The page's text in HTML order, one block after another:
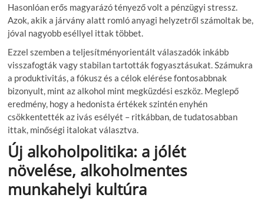
Hasonlóan erős magyarázó tényező volt a pénzügyi stressz.
Azok, akik a járvány alatt romló anyagi helyzetről számoltak be,
jóval nagyobb eséllyel ittak többet.
Ezzel szemben a teljesítményorientált válaszadók inkább
visszafogták vagy stabilan tartották fogyasztásukat. Számukra
a produktivitás, a fókusz és a célok elérése fontosabbnak
bizonyult, mint az alkohol mint megküzdési eszköz. Meglepő
eredmény, hogy a hedonista értékek szintén enyhén
csökkentették az ivás esélyét – ritkábban, de tudatosabban
ittak, minőségi italokat választva.
Új alkoholpolitika: a jólét
növelése, alkoholmentes
munkahelyi kultúra